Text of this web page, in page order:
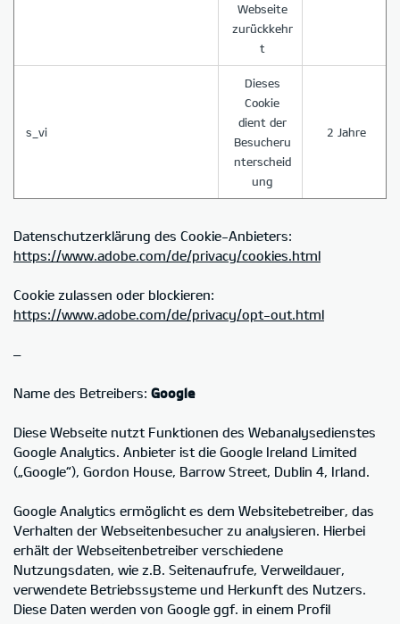
Webseite
zurückkehr
t
s_vi
Dieses
Cookie
dient der
Besucheru
nterscheid
ung
2 Jahre
Datenschutzerklärung des Cookie-Anbieters:
https://www.adobe.com/de/privacy/cookies.html
Cookie zulassen oder blockieren:
https://www.adobe.com/de/privacy/opt-out.html
–
Name des Betreibers: Google
Diese Webseite nutzt Funktionen des Webanalysedienstes
Google Analytics. Anbieter ist die Google Ireland Limited
(„Google“), Gordon House, Barrow Street, Dublin 4, Irland.
Google Analytics ermöglicht es dem Websitebetreiber, das
Verhalten der Webseitenbesucher zu analysieren. Hierbei
erhält der Webseitenbetreiber verschiedene
Nutzungsdaten, wie z.B. Seitenaufrufe, Verweildauer,
verwendete Betriebssysteme und Herkunft des Nutzers.
Diese Daten werden von Google ggf. in einem Profil